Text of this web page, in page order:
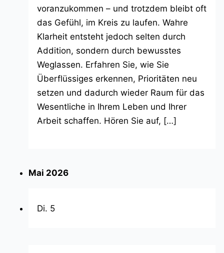
voranzukommen – und trotzdem bleibt oft
das Gefühl, im Kreis zu laufen. Wahre
Klarheit entsteht jedoch selten durch
Addition, sondern durch bewusstes
Weglassen. Erfahren Sie, wie Sie
Überflüssiges erkennen, Prioritäten neu
setzen und dadurch wieder Raum für das
Wesentliche in Ihrem Leben und Ihrer
Arbeit schaffen. Hören Sie auf, […]
Mai 2026
Di. 5